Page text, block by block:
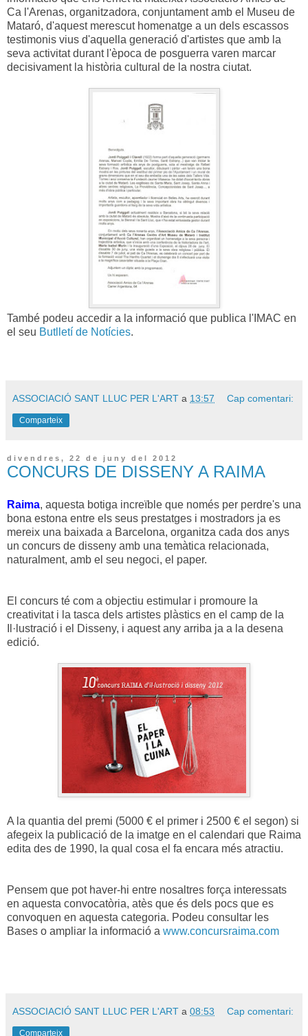
Ca l'Arenas, organitzadora, conjuntament amb el Museu de
Mataró, d'aquest merescut homenatge a un dels escassos
testimonis vius d'aquella generació d'artistes que amb la
seva activitat durant l'època de posguerra varen marcar
decisivament la història cultural de la nostra ciutat.
També podeu accedir a la informació que publica l'IMAC en
el seu Butlletí de Notícies.
ASSOCIACIÓ SANT LLUC PER L'ART a 13:57 Cap comentari:
Comparteix
divendres, 22 de juny del 2012
CONCURS DE DISSENY A RAIMA
Raima, aquesta botiga increïble que només per perdre's una
bona estona entre els seus prestatges i mostradors ja es
mereix una baixada a Barcelona, organitza cada dos anys
un concurs de disseny amb una temàtica relacionada,
naturalment, amb el seu negoci, el paper.
El concurs té com a objectiu estimular i promoure la
creativitat i la tasca dels artistes plàstics en el camp de la
Il·lustració i el Disseny, i aquest any arriba ja a la desena
edició.
A la quantia del premi (5000 € el primer i 2500 € el segon) si
afegeix la publicació de la imatge en el calendari que Raima
edita des de 1990, la qual cosa el fa encara més atractiu.
Pensem que pot haver-hi entre nosaltres força interessats
en aquesta convocatòria, atès que és dels pocs que es
convoquen en aquesta categoria. Podeu consultar les
Bases o ampliar la informació a www.concursraima.com
ASSOCIACIÓ SANT LLUC PER L'ART a 08:53 Cap comentari:
Comparteix